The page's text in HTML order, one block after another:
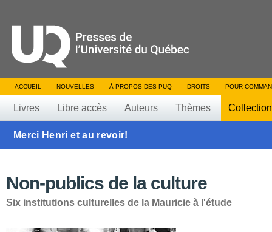
ACCUEIL NOUVELLES À PROPOS DES PUQ DROITS POUR
Livres Libre accès Auteurs Thèmes
Merci Henri et au revoir!
Non-publics de la culture
Six institutions culturelles de la Mauricie à l'étude